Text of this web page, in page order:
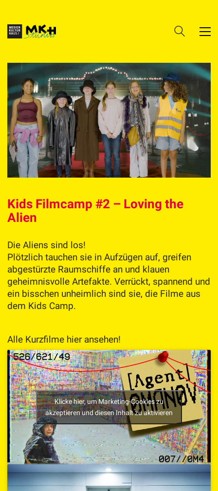
Kids Filmcamp #2 – Loving the
Alien
Die Aliens sind los!
Plötzlich tauchen sie in Aufzügen auf, greifen
abgestürzte Raumschiffe an und klauen
geheimnisvolle Artefakte. Verrückt, spannend und
ein bisschen unheimlich sind sie, die Filme aus
dem Kids Camp.
Alle Kurzfilme hier ansehen!
Klicke hier, um Marketing-Cookies zu
akzeptieren und diesen Inhalt zu aktivieren